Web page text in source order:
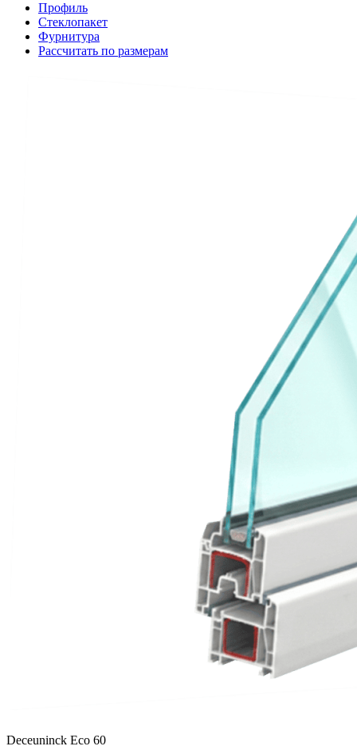
Профиль
Стеклопакет
Фурнитура
Рассчитать по размерам
Deceuninck Eco 60